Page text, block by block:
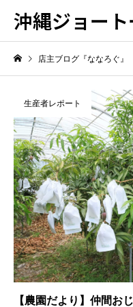
沖縄ジョー
店主ブログ『ななろぐ』
【農園だより】仲間お
生産者レポート